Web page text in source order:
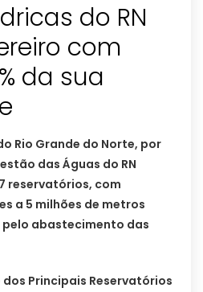
do RN
com
da sua
Rio Grande do Norte, por
das Águas do RN
reservatórios, com
a 5 milhões de metros
abastecimento das
Principais Reservatórios